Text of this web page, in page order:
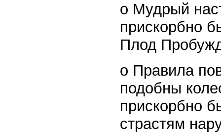
o Мудрый
прискорбно
Плод
o Правила
подобны
прискорбно
страстям